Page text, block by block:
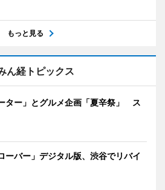
もっと見る
ん経トピックス
ター」とグルメ企画「夏辛祭」 ス
ーバー」デジタル版、渋谷でリバイ